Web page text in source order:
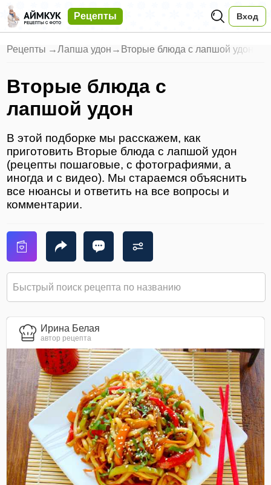
Рецепты Вход
Рецепты →Лапша удон → Вторые блюда с лапшой удон
Вторые блюда с
лапшой удон
В этой подборке мы расскажем, как
приготовить Вторые блюда с лапшой удон
(рецепты пошаговые, с фотографиями, а
иногда и с видео). Мы стараемся объяснить
все нюансы и ответить на все вопросы и
комментарии.
Ирина Белая
автор рецепта